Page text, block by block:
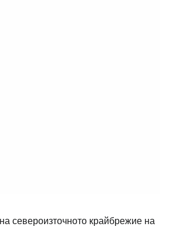
североизточното крайбрежие на